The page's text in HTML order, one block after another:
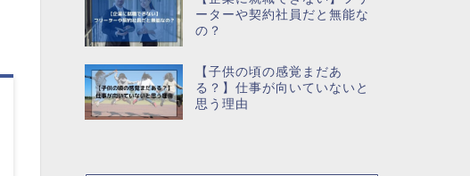
ーターや契約社員だと無能な
の？
【子供の頃の感覚まだあ
る？】仕事が向いていないと
思う理由